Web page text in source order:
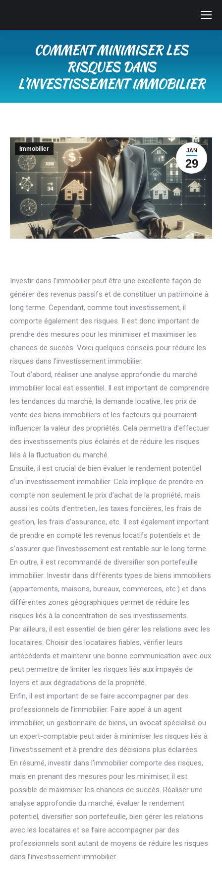
COMMENT MINIMISER LES
RISQUES DANS
L’INVESTISSEMENT IMMOBILIER
JAN
29
Immobilier
Investir dans l’immobilier peut être une excellente façon de
générer des revenus passifs et de constituer un patrimoine à
long terme. Cependant, comme tout investissement, il
comporte également des risques. Il est donc important de
prendre des mesures pour les minimiser et maximiser les
chances de succès. Voici quelques conseils pour réduire les
risques dans l’investissement immobilier.
Tout d’abord, réaliser une analyse approfondie du marché
immobilier local est essentiel. Il est important de comprendre
les tendances du marché, la demande locative, les prix de
vente des biens immobiliers et les facteurs qui pourraient
influencer la valeur des propriétés. Cela permettra d’effectuer
des investissements plus éclairés et de réduire les risques
liés à la fluctuation du marché.
Ensuite, il est crucial de bien évaluer le rendement potentiel
d’un investissement immobilier. Cela implique de prendre en
compte non seulement le prix d’achat de la propriété, mais
aussi les coûts d’entretien, les taxes foncières, les frais de
gestion, les frais d’assurance, etc. Il est également important
de prendre en compte les revenus locatifs potentiels et de
s’assurer que l’investissement est rentable sur le long terme.
En outre, il est recommandé de diversifier son portefeuille
immobilier. Investir dans différents types de biens immobiliers
(appartements, maisons, bureaux, commerces, etc.) et dans
différentes zones géographiques permet de réduire les
risques liés à la concentration de ses investissements.
Par ailleurs, il est essentiel de bien gérer les relations avec les
locataires. Choisir des locataires fiables, vérifier leurs
antécédents et maintenir une bonne communication avec eux
peut permettre de limiter les risques liés aux impayés de
loyers et aux dégradations de la propriété.
Enfin, il est important de se faire accompagner par des
professionnels de l’immobilier. Faire appel à un agent
immobilier, un gestionnaire de biens, un avocat spécialisé ou
un expert-comptable peut aider à minimiser les risques liés à
l’investissement et à prendre des décisions plus éclairées.
En résumé, investir dans l’immobilier comporte des risques,
mais en prenant des mesures pour les minimiser, il est
possible de maximiser les chances de succès. Réaliser une
analyse approfondie du marché, évaluer le rendement
potentiel, diversifier son portefeuille, bien gérer les relations
avec les locataires et se faire accompagner par des
professionnels sont autant de moyens de réduire les risques
dans l’investissement immobilier.